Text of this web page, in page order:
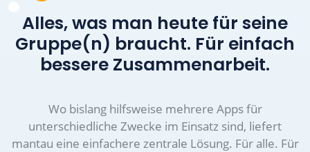
Alles, was man heute für seine
Gruppe(n) braucht. Für einfach
bessere Zusammenarbeit.
Wo bislang hilfsweise mehrere Apps für
unterschiedliche Zwecke im Einsatz sind, liefert
mantau eine einfachere zentrale Lösung. Für alle. Für